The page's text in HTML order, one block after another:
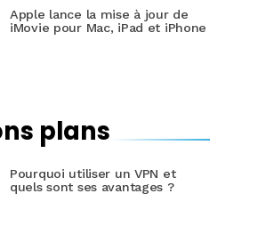
Apple lance la mise à jour de
iMovie pour Mac, iPad et iPhone
plans
Pourquoi utiliser un VPN et
quels sont ses avantages ?